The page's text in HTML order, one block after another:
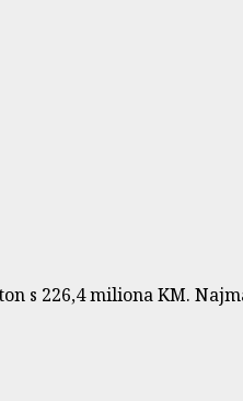
s 226,4 miliona KM.